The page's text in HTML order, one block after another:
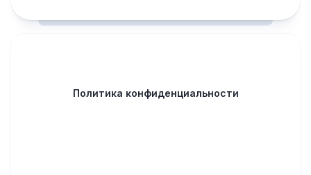
Политика конфиденциальности